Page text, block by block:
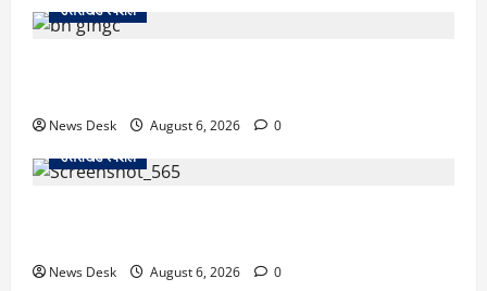
उत्तराखंड स्पेशल
News Desk August 6, 2026
0
उत्तराखंड स्पेशल
News Desk August 6, 2026 0